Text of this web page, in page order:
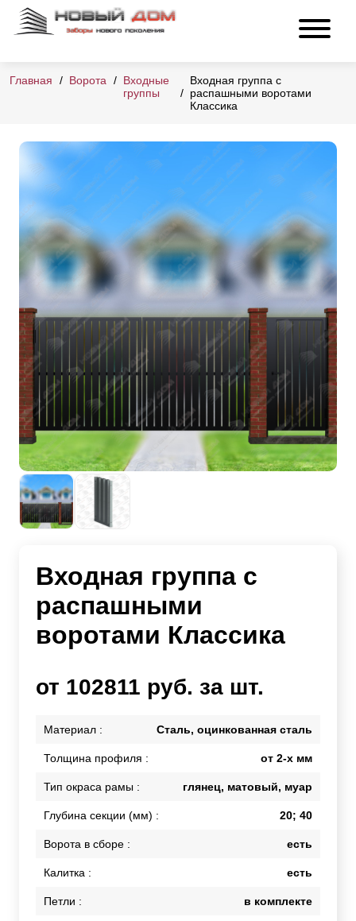
Главная Ворота
Входные
группы
Входная группа с
распашными воротами
Классика
Входная группа с
распашными
воротами Классика
от 102811 руб. за шт.
Материал : Сталь, оцинкованная сталь
Толщина профиля : от 2-х мм
Тип окраса рамы : глянец, матовый, муар
Глубина секции (мм) : 20; 40
Ворота в сборе : есть
Калитка : есть
Петли : в комплекте